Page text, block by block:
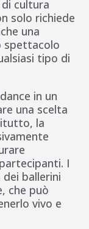
cultura
solo richiede
una
spettacolo
tipo di
in un
una scelta
la
I
ballerini
che può
vivo e